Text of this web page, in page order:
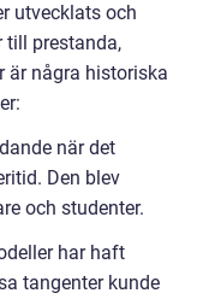
utvecklats och
till prestanda,
är några historiska
när det
Den blev
och studenter.
har haft
tangenter kunde